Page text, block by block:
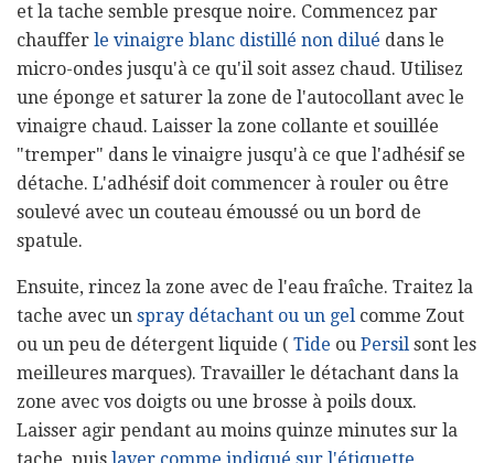
et la tache semble presque noire. Commencez par
chauffer le vinaigre blanc distillé non dilué dans le
micro-ondes jusqu'à ce qu'il soit assez chaud. Utilisez
une éponge et saturer la zone de l'autocollant avec le
vinaigre chaud. Laisser la zone collante et souillée
"tremper" dans le vinaigre jusqu'à ce que l'adhésif se
détache. L'adhésif doit commencer à rouler ou être
soulevé avec un couteau émoussé ou un bord de
spatule.
Ensuite, rincez la zone avec de l'eau fraîche. Traitez la
tache avec un spray détachant ou un gel comme Zout
ou un peu de détergent liquide ( Tide ou Persil sont les
meilleures marques). Travailler le détachant dans la
zone avec vos doigts ou une brosse à poils doux.
Laisser agir pendant au moins quinze minutes sur la